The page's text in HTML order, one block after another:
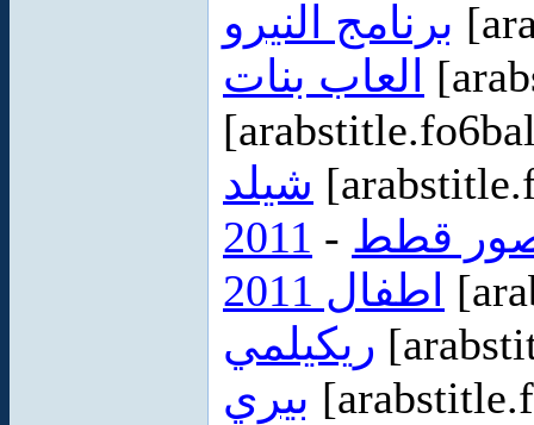
برنامج النيرو
العاب بنات
شيلد
2011 - قطط
اطفال 2011
ريكيلمي
بيري